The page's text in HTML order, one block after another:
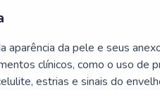
aparência da pele e seus
clínicos, como o uso de
estrias e sinais do